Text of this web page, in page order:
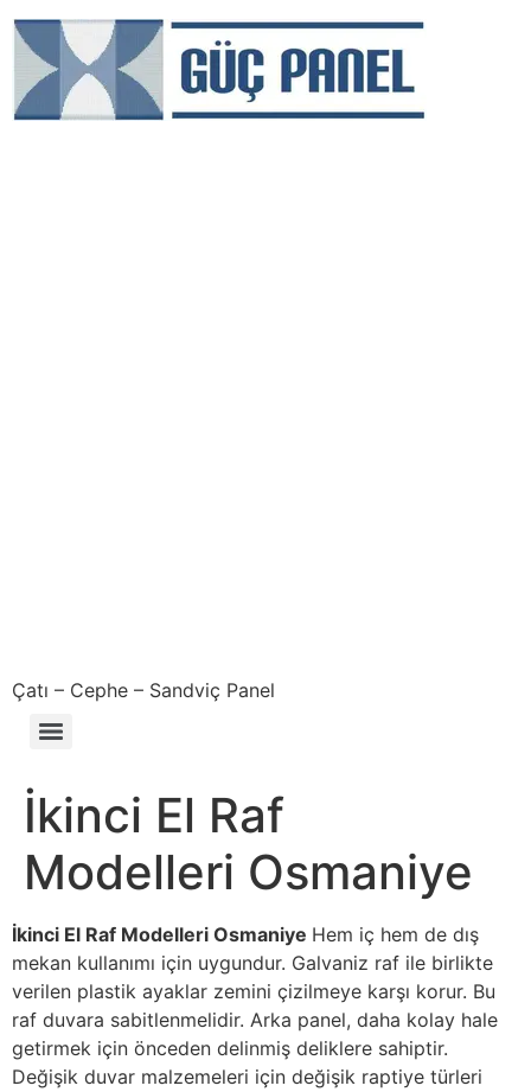
Çatı – Cephe – Sandviç Panel
İkinci El Raf
Modelleri Osmaniye
İkinci El Raf Modelleri Osmaniye Hem iç hem de dış
mekan kullanımı için uygundur. Galvaniz raf ile birlikte
verilen plastik ayaklar zemini çizilmeye karşı korur. Bu
raf duvara sabitlenmelidir. Arka panel, daha kolay hale
getirmek için önceden delinmiş deliklere sahiptir.
Değişik duvar malzemeleri için değişik raptiye türleri